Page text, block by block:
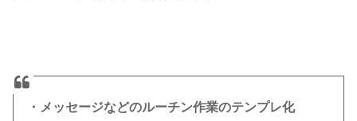
・メッセージなどのルーチン作業のテンプレ化